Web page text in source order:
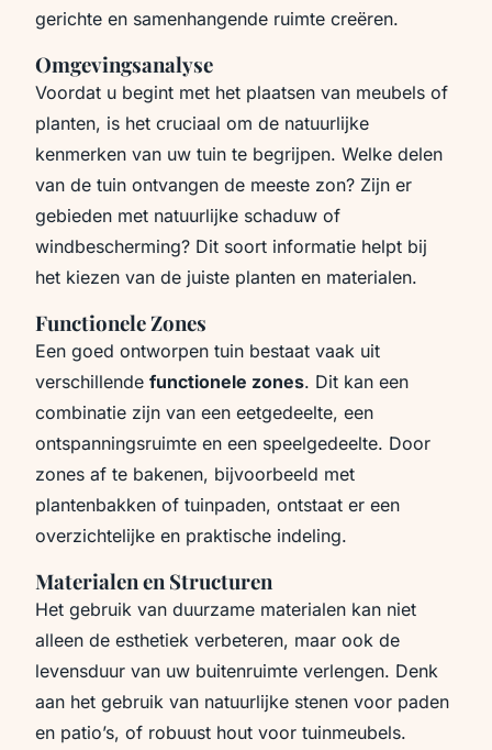
gerichte en samenhangende ruimte creëren.
Omgevingsanalyse
Voordat u begint met het plaatsen van meubels of
planten, is het cruciaal om de natuurlijke
kenmerken van uw tuin te begrijpen. Welke delen
van de tuin ontvangen de meeste zon? Zijn er
gebieden met natuurlijke schaduw of
windbescherming? Dit soort informatie helpt bij
het kiezen van de juiste planten en materialen.
Functionele Zones
Een goed ontworpen tuin bestaat vaak uit
verschillende functionele zones. Dit kan een
combinatie zijn van een eetgedeelte, een
ontspanningsruimte en een speelgedeelte. Door
zones af te bakenen, bijvoorbeeld met
plantenbakken of tuinpaden, ontstaat er een
overzichtelijke en praktische indeling.
Materialen en Structuren
Het gebruik van duurzame materialen kan niet
alleen de esthetiek verbeteren, maar ook de
levensduur van uw buitenruimte verlengen. Denk
aan het gebruik van natuurlijke stenen voor paden
en patio’s, of robuust hout voor tuinmeubels.